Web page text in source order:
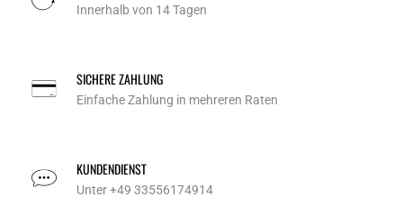
Innerhalb von 14 Tagen
SICHERE ZAHLUNG
Einfache Zahlung in mehreren Raten
KUNDENDIENST
Unter +49 33556174914